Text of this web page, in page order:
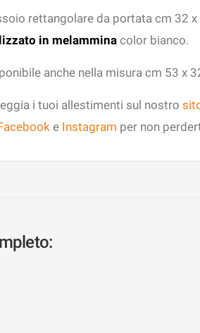
rettangolare da portata cm 32 x
in melamminacolor bianco.
anche nella misura cm 53 x
i tuoi allestimenti sul nostro
e Instagram per non